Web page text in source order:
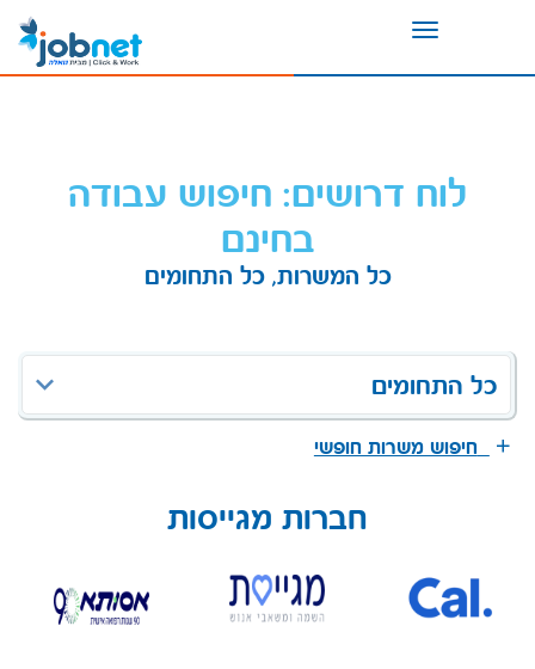
Toggle
לוח דרושים: חיפוש עבודה
בחינם
כל המשרות, כל התחומים
כל התחומים
חיפוש משרות חופשי
חברות מגייסות